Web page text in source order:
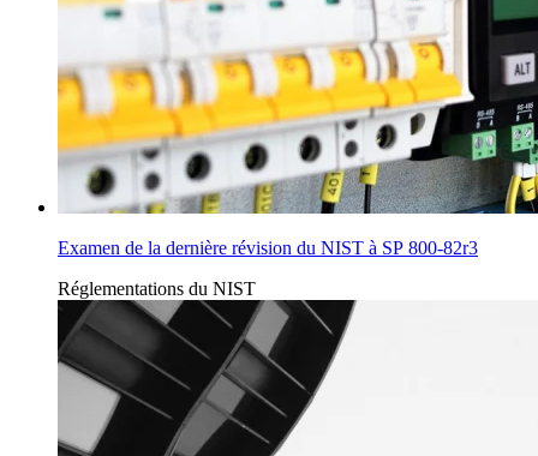
Examen de la dernière révision du NIST à SP 800-82r3
Réglementations du NIST